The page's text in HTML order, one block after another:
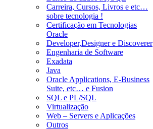
Carreira, Cursos, Livros e etc…
sobre tecnologia !
Certificação em Tecnologias
Oracle
Developer,Designer e Discoverer
Engenharia de Software
Exadata
Java
Oracle Applications, E-Business
Suite, etc… e Fusion
SQL e PL/SQL
Virtualização
Web – Servers e Aplicações
Outros